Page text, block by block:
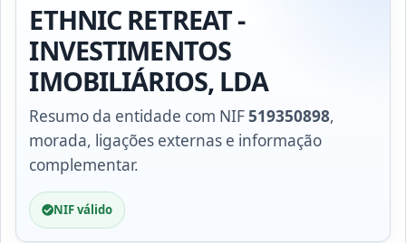
ETHNIC RETREAT -
INVESTIMENTOS
IMOBILIÁRIOS, LDA
Resumo da entidade com NIF519350898,
morada, ligações externas e informação
complementar.
NIF válido